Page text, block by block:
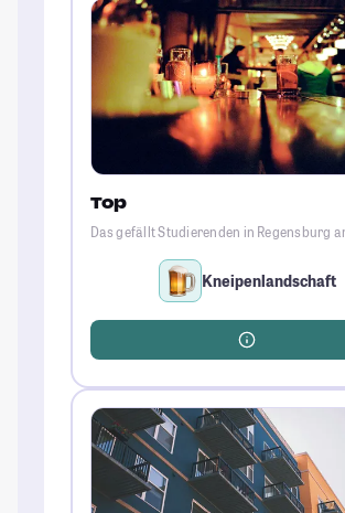
Top
Das gefällt Studierenden in Regensburg
Kneipenlandschaft